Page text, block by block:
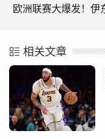
相关文章